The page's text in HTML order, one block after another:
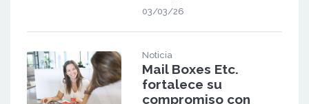
03/03/26
Noticia
Mail Boxes Etc.
fortalece su
compromiso con